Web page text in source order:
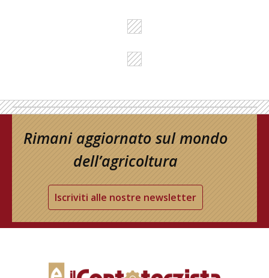
Rimani aggiornato sul mondo
dell’agricoltura
Iscriviti alle nostre newsletter